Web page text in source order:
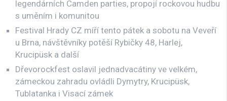
legendárních Camden parties, propojí rockovou hudbu
s uměním i komunitou
Festival Hrady CZ míří tento pátek a sobotu na Veveří
u Brna, návštěvníky potěší Rybičky 48, Harlej,
Krucipüsk a další
Dřevorockfest oslavil jednadvacátiny ve velkém,
zámeckou zahradu ovládli Dymytry, Krucipüsk,
Tublatanka i Visací zámek